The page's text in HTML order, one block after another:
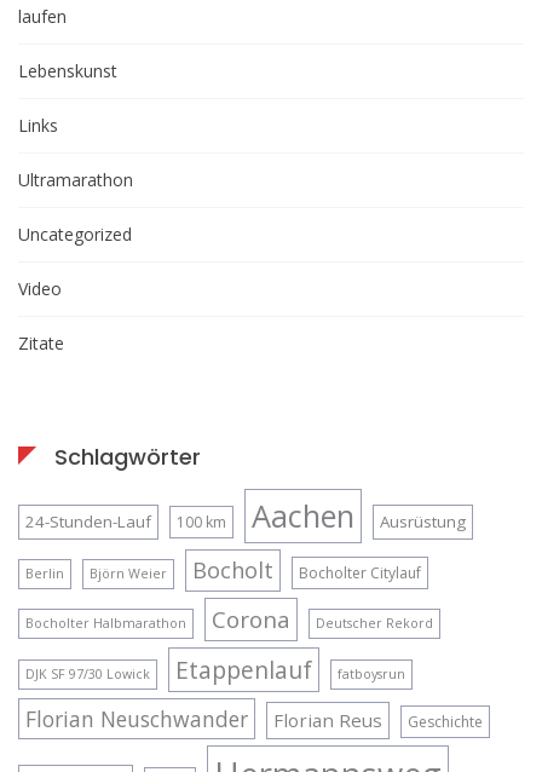
laufen
Lebenskunst
Links
Ultramarathon
Uncategorized
Video
Zitate
Schlagwörter
24-Stunden-Lauf 100 km Aachen Ausrüstung
Berlin Björn Weier Bocholt Bocholter Citylauf
Bocholter Halbmarathon Corona Deutscher Rekord
DJK SF 97/30 Lowick Etappenlauf fatboysrun
Florian Neuschwander Florian Reus Geschichte